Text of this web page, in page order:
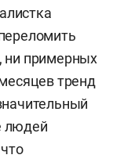
ни примерных
тренд
людей